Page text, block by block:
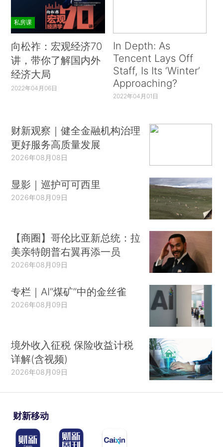
私房课
向松祚：宏观经济70
讲，带你了解国内外
经济大局
2022年04月06日
In Depth: As
Tencent Lays Off
Staff, Is Its ‘Winter’
Approaching?
2022年04月01日
财新观察｜健全金融机构治理
更好服务高质量发展
2026年08月08日
显影｜巡护可可西里
2026年08月09日
【商圈】哥伦比亚新总统：拉
美亲特朗普右翼再添一员
2026年08月09日
专栏｜AI“煤矿”中的金丝雀
2026年08月09日
境外收入征税 保险收益计税
详解(含视频)
2026年08月09日
财新移动